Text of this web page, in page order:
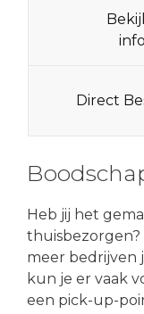
Direct
Heb jij het
thuisbezorgen?
meer bedrijven
kun je er vaak
een pick-up-